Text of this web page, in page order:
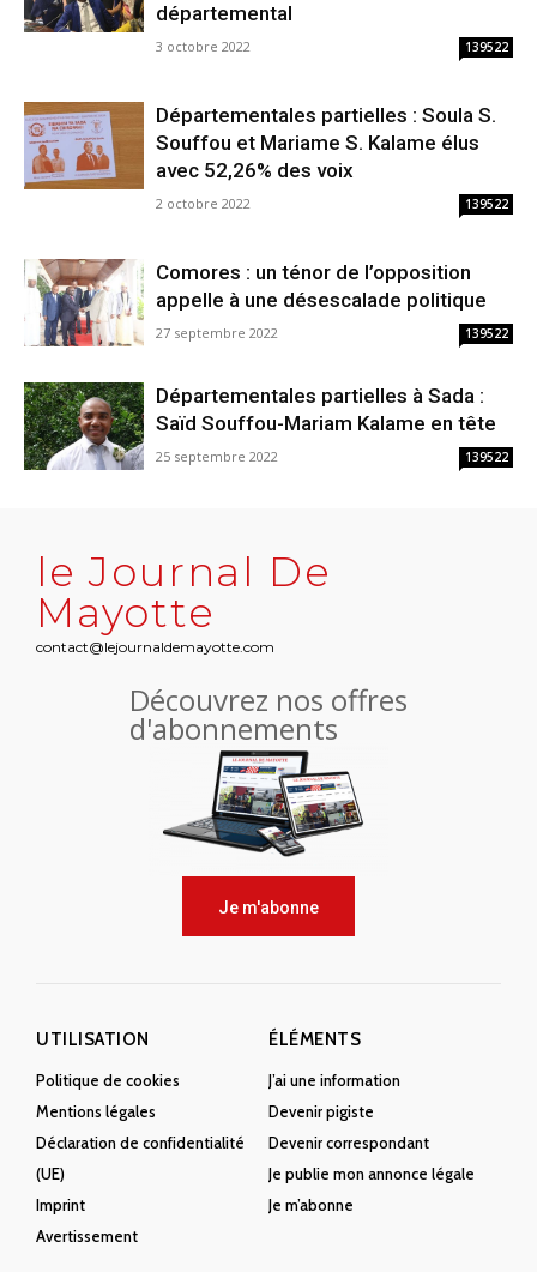
départemental
3 octobre 2022 139522
Départementales partielles : Soula S.
Souffou et Mariame S. Kalame élus
avec 52,26% des voix
2 octobre 2022 139522
Comores : un ténor de l’opposition
appelle à une désescalade politique
27 septembre 2022 139522
Départementales partielles à Sada :
Saïd Souffou-Mariam Kalame en tête
25 septembre 2022 139522
le Journal De
Mayotte
contact@lejournaldemayotte.com
Découvrez nos offres
d'abonnements
Je m'abonne
UTILISATION
Politique de cookies
Mentions légales
Déclaration de confidentialité
(UE)
Imprint
Avertissement
ÉLÉMENTS
J’ai une information
Devenir pigiste
Devenir correspondant
Je publie mon annonce légale
Je m’abonne